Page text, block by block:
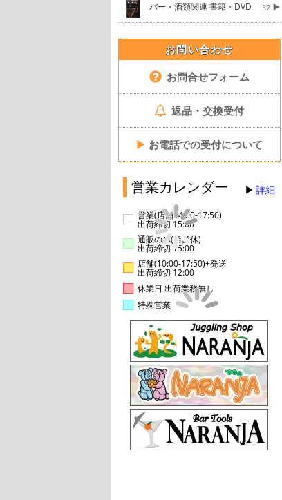
バー・酒類関連 書籍・DVD 37
お問い合わせ
お問合せフォーム
返品・交換受付
▶ お電話での受付について
営業カレンダー 詳細
営業(店舗14:00-17:50)
出荷締切 15:00
通販のみ(店舗休)
出荷締切 15:00
店舗(10:00-17:50)+発送
出荷締切 12:00
休業日 出荷業務無し
特殊営業